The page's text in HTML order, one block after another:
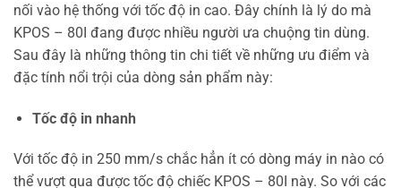
nối vào hệ thống với tốc độ in cao. Đây chính là lý do mà
KPOS – 80I đang được nhiều người ưa chuộng tin dùng.
Sau đây là những thông tin chi tiết về những ưu điểm và
đặc tính nổi trội của dòng sản phẩm này:
Tốc độ in nhanh
Với tốc độ in 250 mm/s chắc hẳn ít có dòng máy in nào có
thể vượt qua được tốc độ chiếc KPOS – 80I này. So với các